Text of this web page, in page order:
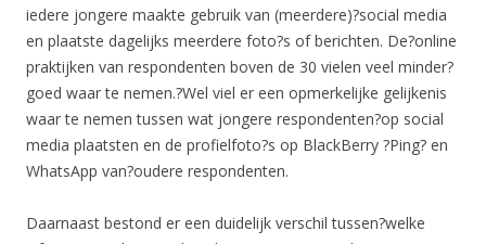
iedere jongere maakte gebruik van (meerdere)?social media
en plaatste dagelijks meerdere foto?s of berichten. De?online
praktijken van respondenten boven de 30 vielen veel minder?
goed waar te nemen.?Wel viel er een opmerkelijke gelijkenis
waar te nemen tussen wat jongere respondenten?op social
media plaatsten en de profielfoto?s op BlackBerry ?Ping? en
WhatsApp van?oudere respondenten.
Daarnaast bestond er een duidelijk verschil tussen?welke